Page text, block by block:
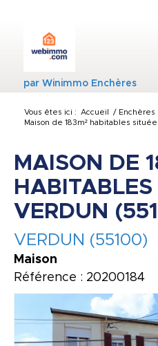
parWinimmo Enchères
Vous êtes ici : Accueil / Enchères
Maison de 183m² habitables
MAISON DE
VERDUN
VERDUN (55100)
Maison
Référence : 20200184